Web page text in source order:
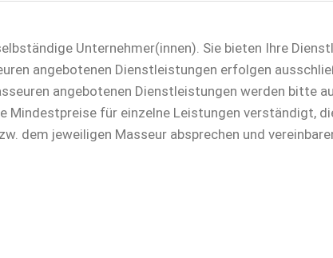
Unternehmer(innen). Sie bieten Ihre
angebotenen Dienstleistungen erfolgen
angebotenen Dienstleistungen werden bitte
für einzelne Leistungen verständigt,
dem jeweiligen Masseur absprechen und